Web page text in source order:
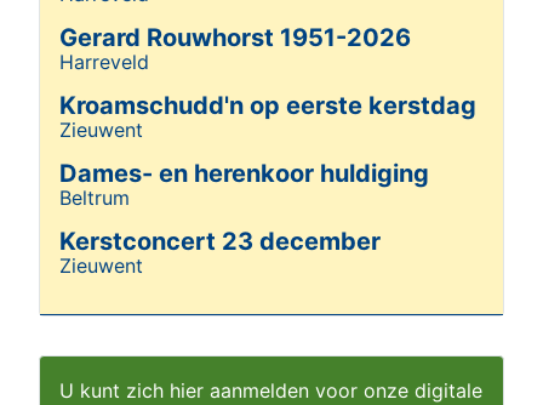
U kunt zich hier aanmelden voor onze digitale
Gerard Rouwhorst 1951-2026
Details
Harreveld
Kroamschudd'n op eerste kerstdag
Details
Zieuwent
Dames- en herenkoor huldiging
Details
Beltrum
Kerstconcert 23 december
Details
Zieuwent